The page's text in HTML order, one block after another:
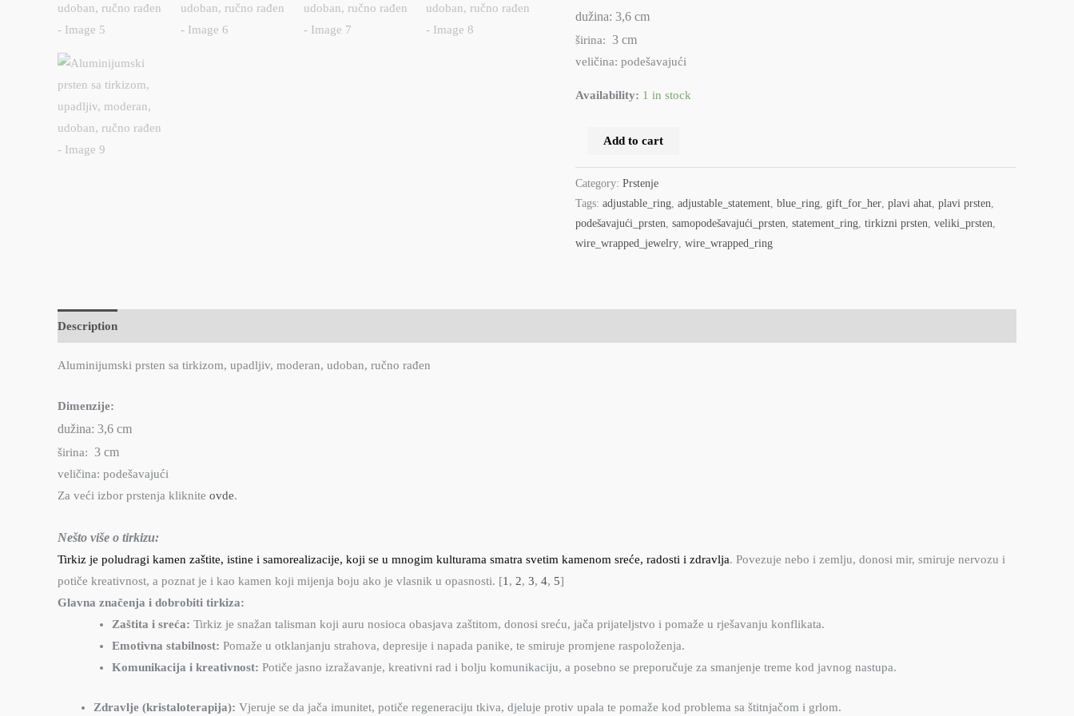
dužina: 3,6 cm
širina: 3 cm
veličina: podešavajući
Availability: 1 in stock
Add to cart
Category: Prstenje
Tags: adjustable_ring adjustable_statement blue_ring gift_for_her plavi ahat plavi prsten
podešavajući_prsten samopodešavajući_prsten statement_ring tirkizni prsten veliki_prsten
wire_wrapped_jewelry wire_wrapped_ring
Description
Aluminijumski prsten sa tirkizom, upadljiv, moderan, udoban, ručno rađen
Dimenzije:
dužina: 3,6 cm
širina: 3 cm
veličina: podešavajući
Za veći izbor prstenja kliknite ovde.
Nešto više o tirkizu:
Tirkiz je poludragi kamen zaštite, istine i samorealizacije, koji se u mnogim kulturama smatra svetim kamenom sreće, radosti i zdravlja. Povezuje nebo i zemlju, donosi mir, smiruje nervozu i
potiče kreativnost, a poznat je i kao kamen koji mijenja boju ako je vlasnik u opasnosti. [1, 2, 3, 4, 5]
Glavna značenja i dobrobiti tirkiza:
Zaštita i sreća: Tirkiz je snažan talisman koji auru nosioca obasjava zaštitom, donosi sreću, jača prijateljstvo i pomaže u rješavanju konflikata.
Emotivna stabilnost: Pomaže u otklanjanju strahova, depresije i napada panike, te smiruje promjene raspoloženja.
Komunikacija i kreativnost: Potiče jasno izražavanje, kreativni rad i bolju komunikaciju, a posebno se preporučuje za smanjenje treme kod javnog nastupa.
Zdravlje (kristaloterapija): Vjeruje se da jača imunitet, potiče regeneraciju tkiva, djeluje protiv upala te pomaže kod problema sa štitnjačom i grlom.